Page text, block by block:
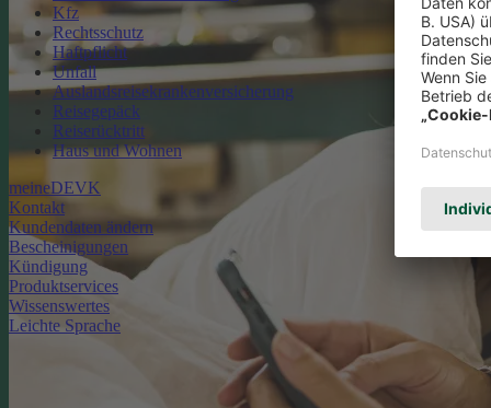
Kfz
Rechtsschutz
Haftpflicht
Unfall
Auslandsreisekrankenversicherung
Reisegepäck
Reiserücktritt
Haus und Wohnen
meineDEVK
Kontakt
Kundendaten ändern
Bescheinigungen
Kündigung
Produktservices
Wissenswertes
Leichte Sprache